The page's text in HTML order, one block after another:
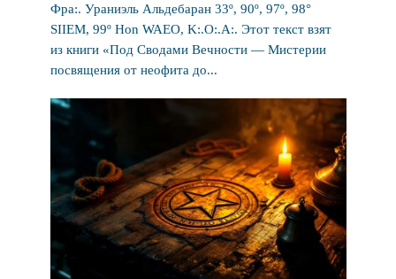
Фра:. Ураниэль Альдебаран 33º, 90º, 97º, 98°
SIIEM, 99º Hon WAEO, K:.O:.A:. Этот текст взят
из книги «Под Сводами Вечности — Мистерии
посвящения от неофита до...